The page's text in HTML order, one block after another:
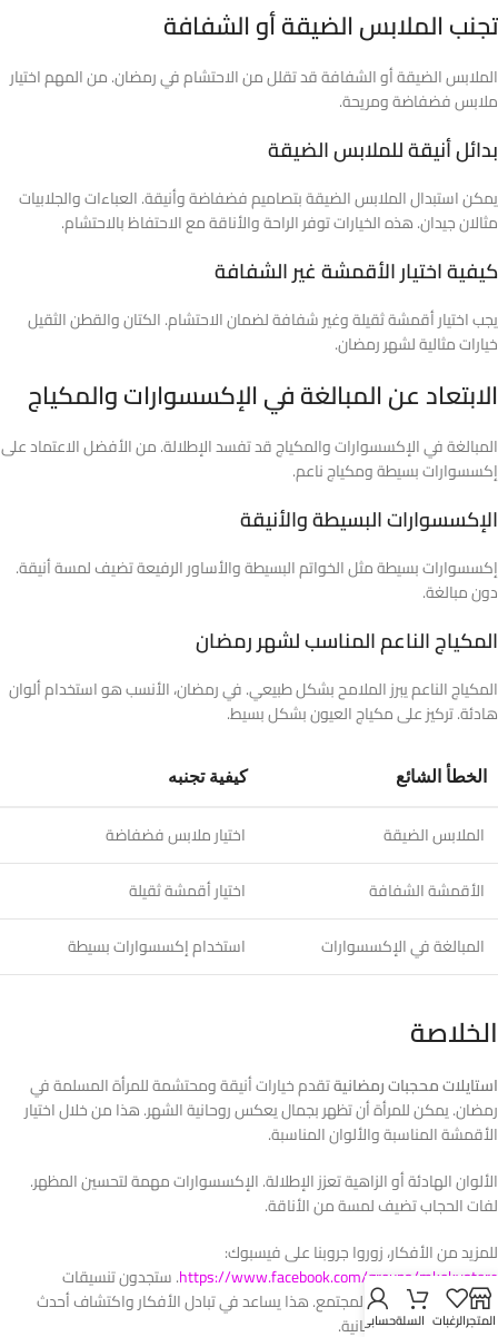
تجنب الملابس الضيقة أو الشفافة
الملابس الضيقة أو الشفافة قد تقلل من الاحتشام في رمضان. من المهم اختيار
ملابس فضفاضة ومريحة.
بدائل أنيقة للملابس الضيقة
يمكن استبدال الملابس الضيقة بتصاميم فضفاضة وأنيقة. العباءات والجلابيات
مثالان جيدان. هذه الخيارات توفر الراحة والأناقة مع الاحتفاظ بالاحتشام.
كيفية اختيار الأقمشة غير الشفافة
يجب اختيار أقمشة ثقيلة وغير شفافة لضمان الاحتشام. الكتان والقطن الثقيل
خيارات مثالية لشهر رمضان.
الابتعاد عن المبالغة في الإكسسوارات والمكياج
المبالغة في الإكسسوارات والمكياج قد تفسد الإطلالة. من الأفضل الاعتماد على
إكسسوارات بسيطة ومكياج ناعم.
الإكسسوارات البسيطة والأنيقة
إكسسوارات بسيطة مثل الخواتم البسيطة والأساور الرفيعة تضيف لمسة أنيقة.
دون مبالغة.
المكياج الناعم المناسب لشهر رمضان
المكياج الناعم يبرز الملامح بشكل طبيعي. في رمضان، الأنسب هو استخدام ألوان
هادئة. تركيز على مكياج العيون بشكل بسيط.
الخطأ الشائع كيفية تجنبه
الملابس الضيقة
اختيار ملابس فضفاضة
الأقمشة الشفافة
اختيار أقمشة ثقيلة
المبالغة في الإكسسوارات
استخدام إكسسوارات بسيطة
الخلاصة
استايلات محجبات رمضانيةتقدم خيارات أنيقة ومحتشمة للمرأة المسلمة في
رمضان. يمكن للمرأة أن تظهر بجمال يعكس روحانية الشهر. هذا من خلال اختيار
الأقمشة المناسبة والألوان المناسبة.
الألوان الهادئة أو الزاهية تعزز الإطلالة. الإكسسوارات مهمة لتحسين المظهر.
لفات الحجاب تضيف لمسة من الأناقة.
للمزيد من الأفكار، زوروا جروبنا على فيسبوك:
https://www.facebook.com/groups/mkokystore. ستجدون تنسيقات
ومشاركات من أفراد المجتمع. هذا يساعد في تبادل الأفكار واكتشاف أحدث
صيحات الموضة الرمضانية.
المتجرالرغبات السلةحسابي